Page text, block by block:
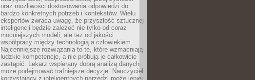
oraz możliwości dostosowania odpowiedzi do
bardzo konkretnych potrzeb i kontekstów. Wielu
ekspertów zwraca uwagę, że przyszłość sztucznej
inteligencji będzie zależeć nie tylko od coraz
mocniejszych modeli, ale też od jakości
współpracy między technologią a człowiekiem.
Najcenniejsze rozwiązania to te, które wzmacniają
ludzkie kompetencje, a nie próbują je całkowicie
zastąpić. Lekarz wspierany dobrą analizą danych
może podejmować trafniejsze decyzje. Nauczyciel
korzystający z inteligentnych narzędzi może lepiej